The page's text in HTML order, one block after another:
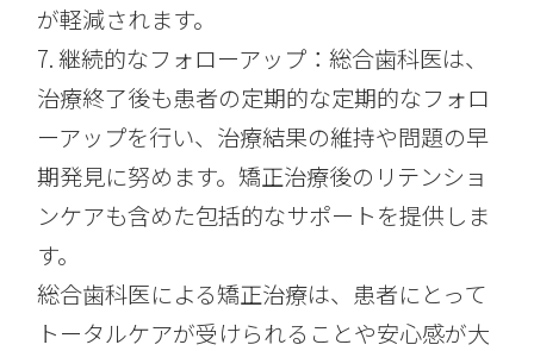
が軽減されます。
7. 継続的なフォローアップ：総合歯科医は、
治療終了後も患者の定期的な定期的なフォロ
ーアップを行い、治療結果の維持や問題の早
期発見に努めます。矯正治療後のリテンショ
ンケアも含めた包括的なサポートを提供しま
す。
総合歯科医による矯正治療は、患者にとって
トータルケアが受けられることや安心感が大